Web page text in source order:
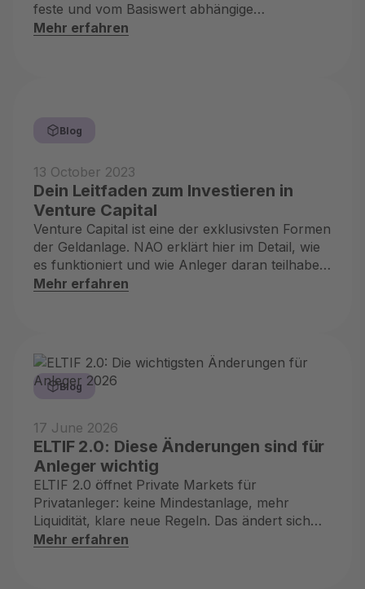
feste und vom Basiswert abhängige
Zinszahlung erhalten kannst
Mehr erfahren
Blog
13 October 2023
Dein Leitfaden zum Investieren in
Venture Capital
Venture Capital ist eine der exklusivsten Formen
der Geldanlage. NAO erklärt hier im Detail, wie
es funktioniert und wie Anleger daran teilhaben
können
Mehr erfahren
Blog
17 June 2026
ELTIF 2.0: Diese Änderungen sind für
Anleger wichtig
ELTIF 2.0 öffnet Private Markets für
Privatanleger: keine Mindestanlage, mehr
Liquidität, klare neue Regeln. Das ändert sich
konkret für Dich.
Mehr erfahren